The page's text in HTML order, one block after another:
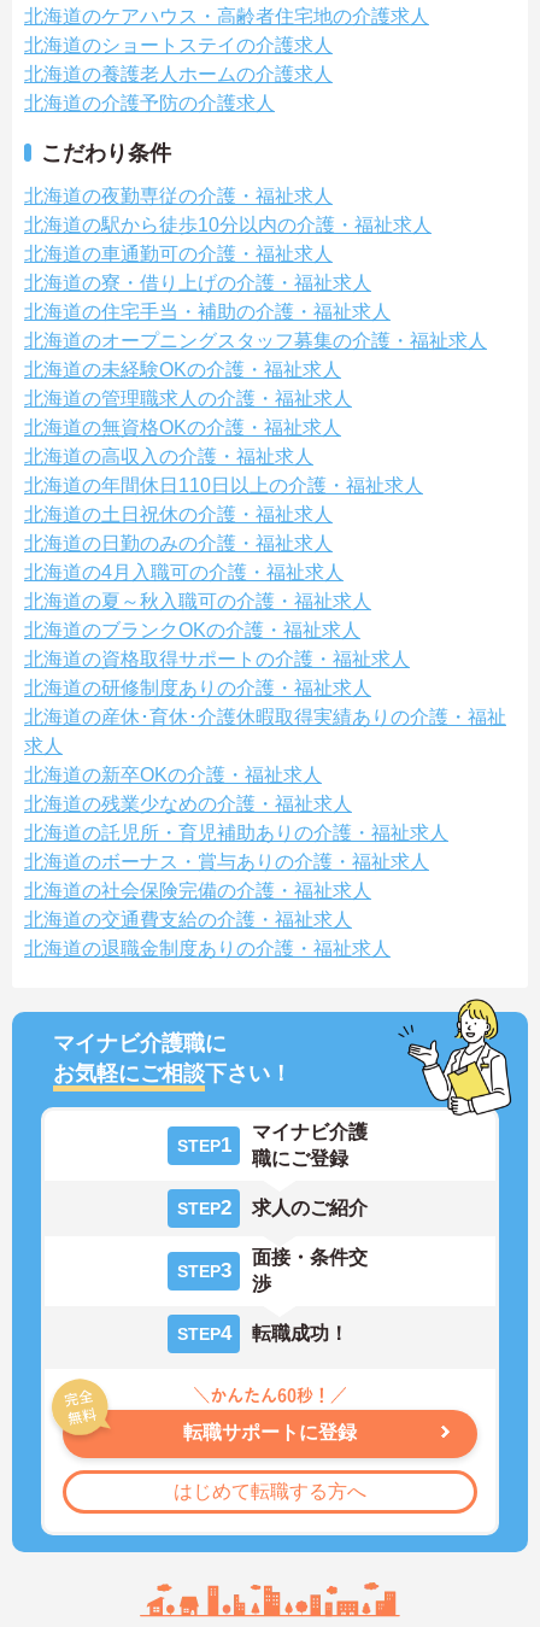
北海道のケアハウス・高齢者住宅地の介護求人
北海道のショートステイの介護求人
北海道の養護老人ホームの介護求人
北海道の介護予防の介護求人
こだわり条件
北海道の夜勤専従の介護・福祉求人
北海道の駅から徒歩10分以内の介護・福祉求人
北海道の車通勤可の介護・福祉求人
北海道の寮・借り上げの介護・福祉求人
北海道の住宅手当・補助の介護・福祉求人
北海道のオープニングスタッフ募集の介護・福祉求人
北海道の未経験OKの介護・福祉求人
北海道の管理職求人の介護・福祉求人
北海道の無資格OKの介護・福祉求人
北海道の高収入の介護・福祉求人
北海道の年間休日110日以上の介護・福祉求人
北海道の土日祝休の介護・福祉求人
北海道の日勤のみの介護・福祉求人
北海道の4月入職可の介護・福祉求人
北海道の夏～秋入職可の介護・福祉求人
北海道のブランクOKの介護・福祉求人
北海道の資格取得サポートの介護・福祉求人
北海道の研修制度ありの介護・福祉求人
北海道の産休･育休･介護休暇取得実績ありの介護・福祉
求人
北海道の新卒OKの介護・福祉求人
北海道の残業少なめの介護・福祉求人
北海道の託児所・育児補助ありの介護・福祉求人
北海道のボーナス・賞与ありの介護・福祉求人
北海道の社会保険完備の介護・福祉求人
北海道の交通費支給の介護・福祉求人
北海道の退職金制度ありの介護・福祉求人
マイナビ介護職に
お気軽にご相談下さい！
STEP1
マイナビ介護
職にご登録
STEP2 求人のご紹介
STEP3
面接・条件交
渉
STEP4 転職成功！
転職サポートに登録
はじめて転職する方へ